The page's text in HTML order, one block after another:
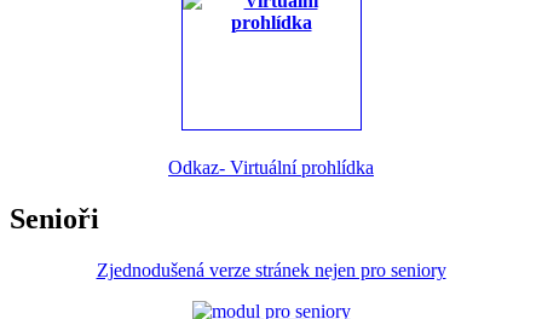
Odkaz- Virtuální prohlídka
Senioři
Zjednodušená verze stránek nejen pro seniory